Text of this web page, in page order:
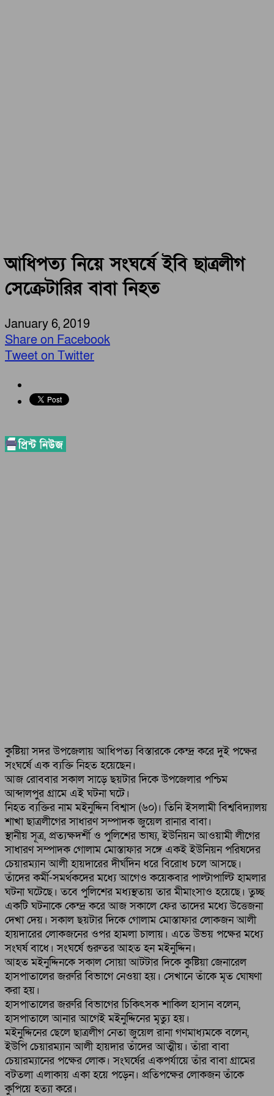
আধিপত্য নিয়ে সংঘর্ষে ইবি ছাত্রলীগ
সেক্রেটারির বাবা নিহত
January 6, 2019
Share on Facebook
Tweet on Twitter
কুষ্টিয়া সদর উপজেলায় আধিপত্য বিস্তারকে কেন্দ্র করে দুই পক্ষের
সংঘর্ষে এক ব্যক্তি নিহত হয়েছেন।
আজ রোববার সকাল সাড়ে ছয়টার দিকে উপজেলার পশ্চিম
আব্দালপুর গ্রামে এই ঘটনা ঘটে।
নিহত ব্যক্তির নাম মইনুদ্দিন বিশ্বাস (৬০)। তিনি ইসলামী বিশ্ববিদ্যালয়
শাখা ছাত্রলীগের সাধারণ সম্পাদক জুয়েল রানার বাবা।
স্থানীয় সূত্র, প্রত্যক্ষদর্শী ও পুলিশের ভাষ্য, ইউনিয়ন আওয়ামী লীগের
সাধারণ সম্পাদক গোলাম মোস্তাফার সঙ্গে একই ইউনিয়ন পরিষদের
চেয়ারম্যান আলী হায়দারের দীর্ঘদিন ধরে বিরোধ চলে আসছে।
তাঁদের কর্মী-সমর্থকদের মধ্যে আগেও কয়েকবার পাল্টাপাল্টি হামলার
ঘটনা ঘটেছে। তবে পুলিশের মধ্যস্থতায় তার মীমাংসাও হয়েছে। তুচ্ছ
একটি ঘটনাকে কেন্দ্র করে আজ সকালে ফের তাদের মধ্যে উত্তেজনা
দেখা দেয়। সকাল ছয়টার দিকে গোলাম মোস্তাফার লোকজন আলী
হায়দারের লোকজনের ওপর হামলা চালায়। এতে উভয় পক্ষের মধ্যে
সংঘর্ষ বাধে। সংঘর্ষে গুরুতর আহত হন মইনুদ্দিন।
আহত মইনুদ্দিনকে সকাল সোয়া আটটার দিকে কুষ্টিয়া জেনারেল
হাসপাতালের জরুরি বিভাগে নেওয়া হয়। সেখানে তাঁকে মৃত ঘোষণা
করা হয়।
হাসপাতালের জরুরি বিভাগের চিকিৎসক শাকিল হাসান বলেন,
হাসপাতালে আনার আগেই মইনুদ্দিনের মৃত্যু হয়।
মইনুদ্দিনের ছেলে ছাত্রলীগ নেতা জুয়েল রানা গণমাধ্যমকে বলেন,
ইউপি চেয়ারম্যান আলী হায়দার তাঁদের আত্মীয়। তাঁরা বাবা
চেয়ারম্যানের পক্ষের লোক। সংঘর্ষের একপর্যায়ে তাঁর বাবা গ্রামের
বটতলা এলাকায় একা হয়ে পড়েন। প্রতিপক্ষের লোকজন তাঁকে
কুপিয়ে হত্যা করে।